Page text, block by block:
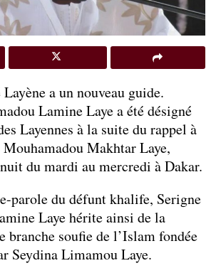
a un nouveau guide.
Lamine Laye a été désigné
Layennes à la suite du rappel à
Makhtar Laye,
du mardi au mercredi à Dakar.
parole du défunt khalife, Serigne
Laye hérite ainsi de la
branche soufie de l’Islam fondée
Seydina Limamou Laye.